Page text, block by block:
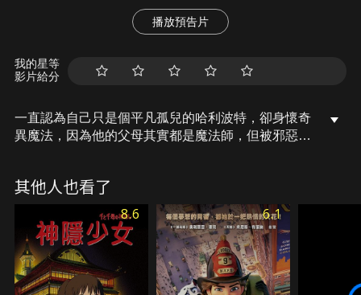
播放預告片
我的星等
影片給分
一直認為自己只是個平凡孤兒的哈利波特，卻身懷奇
異魔法，因為他的父母其實都是魔法師，但被邪惡巫
各種魔法，並在魁地奇中展示了他與生俱來的非凡才
華，最後哈利波特還得與同伴破壞佛地魔企圖奪取魔
法石，奪取魔法世界的陰謀.....
其他人也看了
8.6 6.1